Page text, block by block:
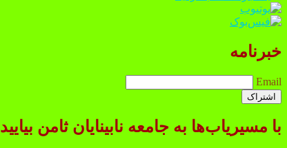
خبرنامه
Email
با مسیریاب‌ها به جامعه نابینایان ثامن بیایید